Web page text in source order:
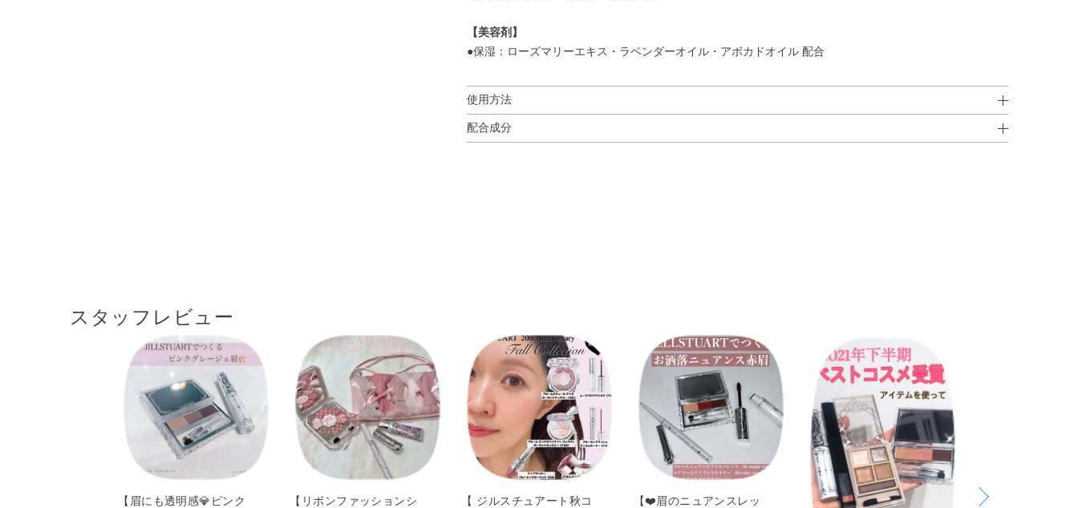
【美容剤】
●保湿：ローズマリーエキス・ラベンダーオイル・アボカドオイル 配合
使用方法
使用方法
配合成分
スタッフレビュー
【眉にも透明感💎ピンク
【リボンファッションシ
【 ジルスチュアート秋コ
【❤️眉のニュアンスレッ